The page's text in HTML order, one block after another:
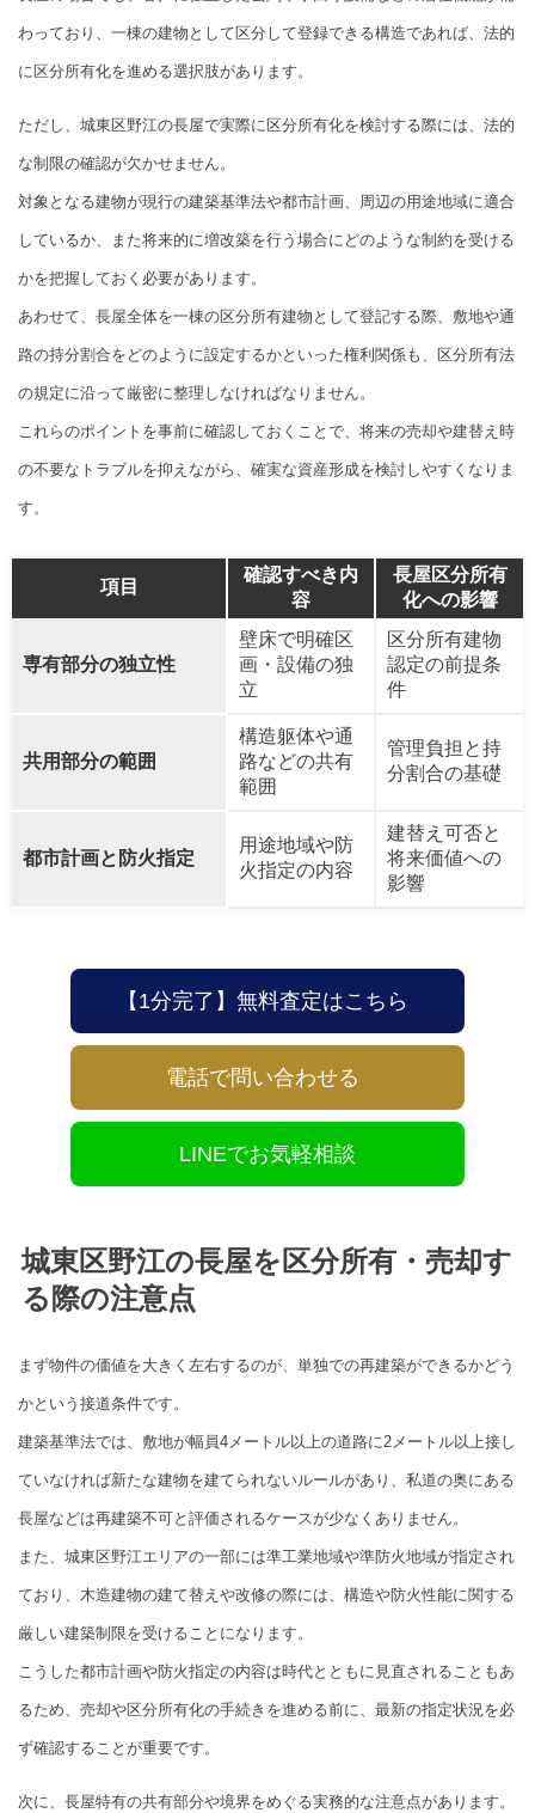
わっており、一棟の建物として区分して登録できる構造であれば、法的
に区分所有化を進める選択肢があります。
ただし、城東区野江の長屋で実際に区分所有化を検討する際には、法的
な制限の確認が欠かせません。
対象となる建物が現行の建築基準法や都市計画、周辺の用途地域に適合
しているか、また将来的に増改築を行う場合にどのような制約を受ける
かを把握しておく必要があります。
あわせて、長屋全体を一棟の区分所有建物として登記する際、敷地や通
路の持分割合をどのように設定するかといった権利関係も、区分所有法
の規定に沿って厳密に整理しなければなりません。
これらのポイントを事前に確認しておくことで、将来の売却や建替え時
の不要なトラブルを抑えながら、確実な資産形成を検討しやすくなりま
す。
項目
確認すべき内
容
長屋区分所有
化への影響
専有部分の独立性
壁床で明確区
画・設備の独
立
区分所有建物
認定の前提条
件
共用部分の範囲
構造躯体や通
路などの共有
範囲
管理負担と持
分割合の基礎
都市計画と防火指定
用途地域や防
火指定の内容
建替え可否と
将来価値への
影響
【1分完了】無料査定はこちら
電話で問い合わせる
LINEでお気軽相談
城東区野江の長屋を区分所有・売却す
る際の注意点
まず物件の価値を大きく左右するのが、単独での再建築ができるかどう
かという接道条件です。
建築基準法では、敷地が幅員4メートル以上の道路に2メートル以上接し
ていなければ新たな建物を建てられないルールがあり、私道の奥にある
長屋などは再建築不可と評価されるケースが少なくありません。
また、城東区野江エリアの一部には準工業地域や準防火地域が指定され
ており、木造建物の建て替えや改修の際には、構造や防火性能に関する
厳しい建築制限を受けることになります。
こうした都市計画や防火指定の内容は時代とともに見直されることもあ
るため、売却や区分所有化の手続きを進める前に、最新の指定状況を必
ず確認することが重要です。
次に、長屋特有の共有部分や境界をめぐる実務的な注意点があります。